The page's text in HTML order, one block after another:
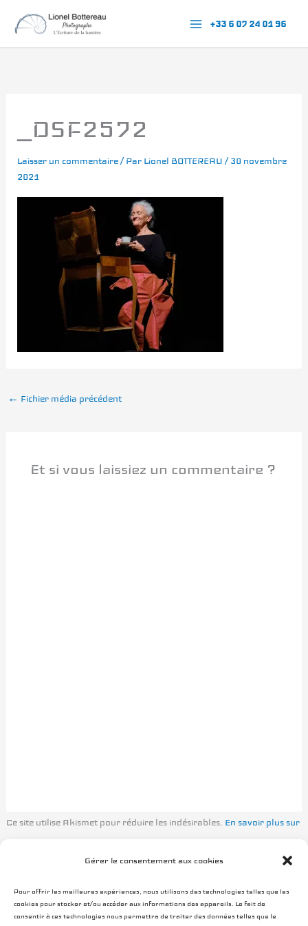
Gérer le consentement aux cookies
Pour offrir les meilleures expériences, nous utilisons des technologies telles que les
cookies pour stocker et/ou accéder aux informations des appareils. Le fait de
consentir à ces technologies nous permettra de traiter des données telles que le
+33 6 07 24 01 96
_DSF2572
Laisser un commentaire / Par Lionel BOTTEREAU/30 novembre
2021
← Fichier média précédent
Et si vous laissiez un commentaire ?
Ce site utilise Akismet pour réduire les indésirables. En savoir plus sur